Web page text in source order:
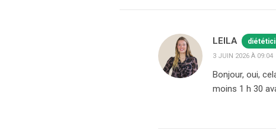
LEILA
3 JUIN 2026 À 09:04
Bonjour, oui,
moins 1 h 30